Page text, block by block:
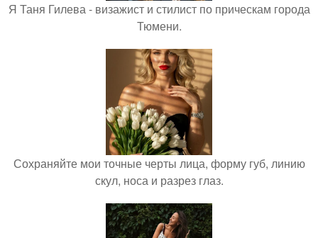
Я Таня Гилева - визажист и стилист по прическам города
Тюмени.
Сохраняйте мои точные черты лица, форму губ, линию
скул, носа и разрез глаз.